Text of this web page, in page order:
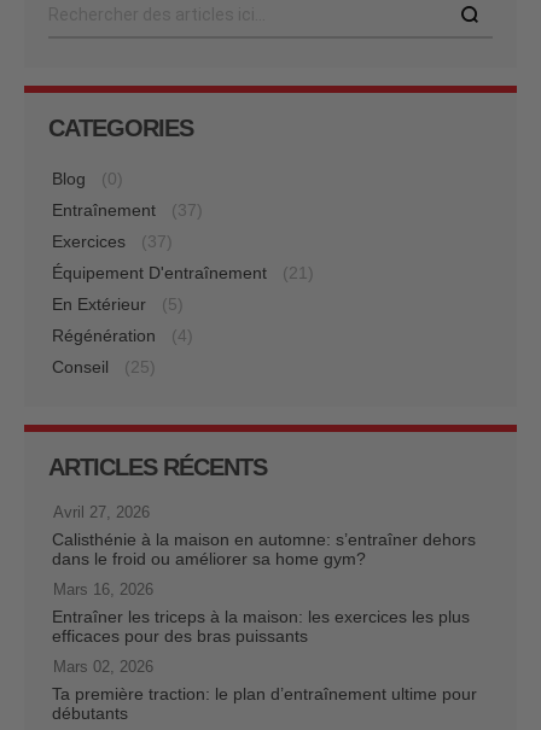
CATEGORIES
Blog
(0)
Entraînement
(37)
Exercices
(37)
Équipement D'entraînement
(21)
En Extérieur
(5)
Régénération
(4)
Conseil
(25)
ARTICLES RÉCENTS
Avril 27, 2026
Calisthénie à la maison en automne: s’entraîner dehors
dans le froid ou améliorer sa home gym?
Mars 16, 2026
Entraîner les triceps à la maison: les exercices les plus
efficaces pour des bras puissants
Mars 02, 2026
Ta première traction: le plan d’entraînement ultime pour
débutants